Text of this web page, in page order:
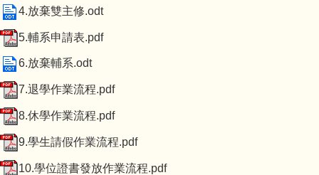
4.放棄雙主修.odt
5.輔系申請表.pdf
6.放棄輔系.odt
7.退學作業流程.pdf
8.休學作業流程.pdf
9.學生請假作業流程.pdf
10.學位證書發放作業流程.pdf